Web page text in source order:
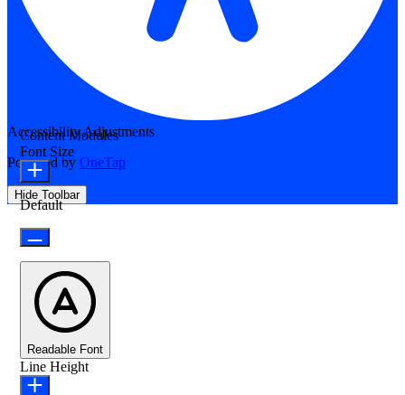
Accessibility Adjustments
Powered by OneTap
Hide Toolbar
Content Modules
Font Size
Default
Readable Font
Line Height